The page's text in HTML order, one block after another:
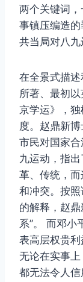
两个关键词
事镇压编造
共当局对八九
在全景式描
所著、最初
京学运》，
度。赵鼎新
市民对国家
九运动，指
革、传统，
和冲突。按
的解释，赵
系”。 而邓小
表高层权贵利
无论在实事
都无法令人